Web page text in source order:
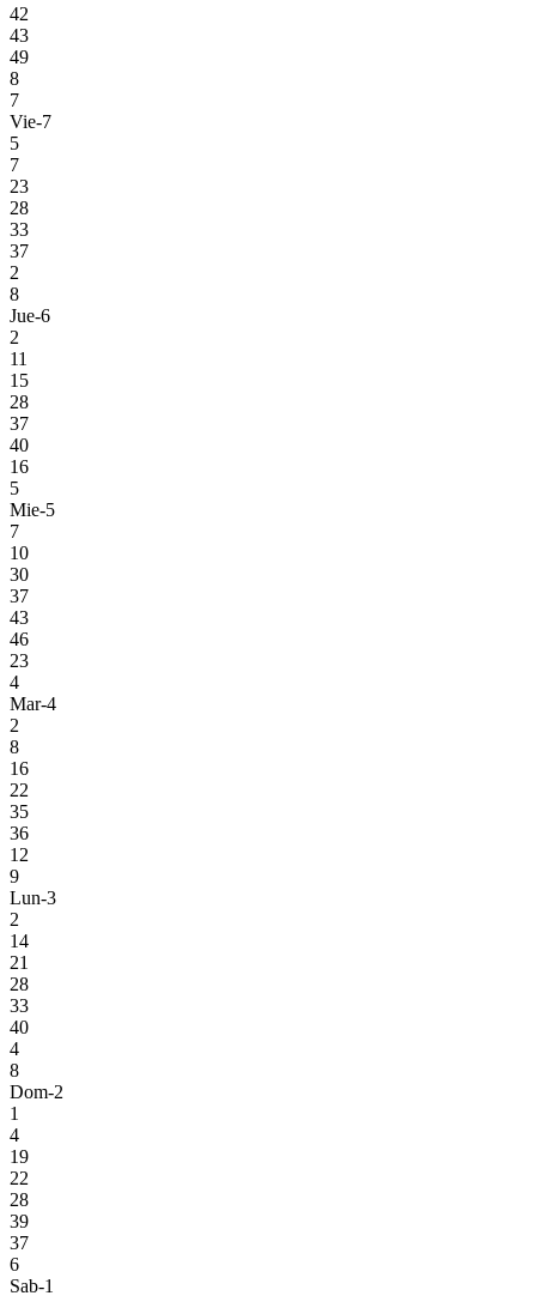
42
43
49
8
7
Vie-7
5
7
23
28
33
37
2
8
Jue-6
2
11
15
28
37
40
16
5
Mie-5
7
10
30
37
43
46
23
4
Mar-4
2
8
16
22
35
36
12
9
Lun-3
2
14
21
28
33
40
4
8
Dom-2
1
4
19
22
28
39
37
6
Sab-1